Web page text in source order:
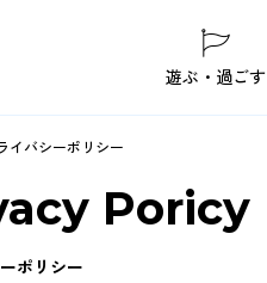
遊ぶ・過ごす
イバシーポリシー
Poricy
ポリシー